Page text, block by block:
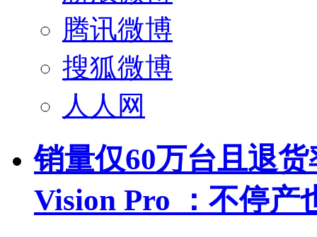
腾讯微博
搜狐微博
人人网
销量仅60万台且退
Vision Pro ：不停产